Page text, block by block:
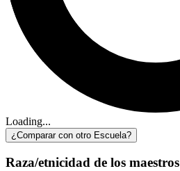
Loading...
¿Comparar con otro Escuela?
Raza/etnicidad de los maestros